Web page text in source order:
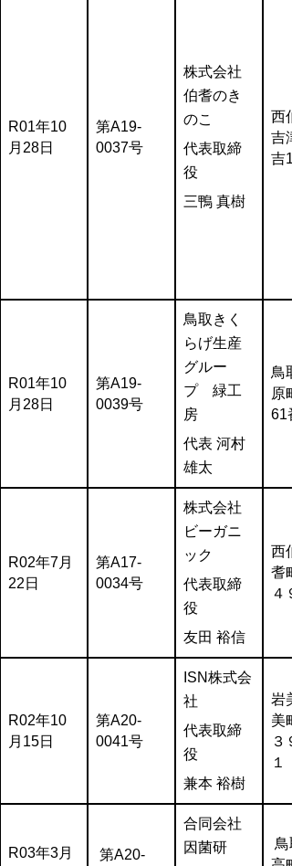
R01年10
月28日
第A19-
0037号
株式会社
伯耆のき
のこ
代表取締
役
三鴨 真樹
西
吉
吉
R01年10
月28日
第A19-
0039号
鳥取きく
らげ生産
グルー
プ 緑工
房
代表 河村
雄太
鳥
原
61
R02年7月
22日
第A17-
0034号
株式会社
ビーガニ
ック
代表取締
役
友田 裕信
西
耆
４
R02年10
月15日
第A20-
0041号
ISN株式会
社
代表取締
役
兼本 裕樹
岩
美
３
１
R03年3月 第A20-
合同会社
因菌研
鳥